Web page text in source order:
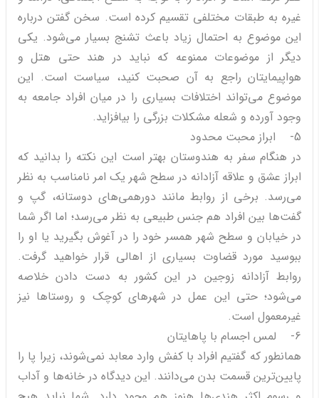
غیره به طبقات مختلفی تقسیم کرده است. سخن گفتن درباره
این موضوع به احتمال زیاد باعث تشنج بسیار می‌شود. یکی
دیگر از موضوعات ممنوعه که نباید در هند حتی هتل و
هواپیمایتان راجع به آن صحبت کنید، سیاست است. این
موضوع می‌تواند اختلافات بسیاری را در میان افراد جامعه به
وجود آورده و شعله مشکلات بزرگی را بیافزاید.
5- ابراز محبت محدود
در هنگام سفر به هندوستان بهتر است این نکته را بدانید که
ابراز عشق و علاقه آزادانه در سطح شهر یک امر نامناسب به نظر
می‌رسد. برخی از روابط مانند دورهمی‌های دوستانه، گپ و
گفت‌ها بین افراد هم جنس طبیعی به نظر می‌رسد؛ اما اگر شما
در خیابان و سطح شهر همسر خود را در آغوش بگیرید یا او را
ببوسید مورد قضاوت بسیاری از اهالی قرار خواهید گرفت.
روابط آزادانه زوجین در این کشور به دست دادن خلاصه
می‌شود؛ حتی این عمل در شهرهای کوچک و روستاها نیز
غیرمعمول است.
6- لمس اجسام با پاهایتان
همانطور که گفتیم افراد با کفش وارد معابد نمی‌شوند، زیرا پا را
پایین‌ترین قسمت بدن می‌دانند. این دیدگاه در خانه‌ها و آداب